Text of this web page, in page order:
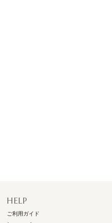
HELP
ご利用ガイド